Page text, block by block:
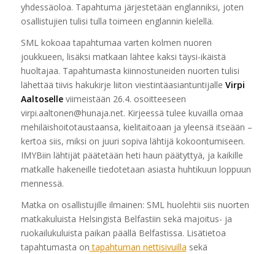
yhdessäoloa. Tapahtuma järjestetään englanniksi, joten
osallistujien tulisi tulla toimeen englannin kielellä.
SML kokoaa tapahtumaa varten kolmen nuoren
joukkueen, lisäksi matkaan lähtee kaksi täysi-ikäistä
huoltajaa. Tapahtumasta kiinnostuneiden nuorten tulisi
lähettää tiivis hakukirje liiton viestintäasiantuntijalle Virpi
Aaltoselleviimeistään 26.4. osoitteeseen
virpi.aaltonen@hunaja.net. Kirjeessä tulee kuvailla omaa
mehiläishoitotaustaansa, kielitaitoaan ja yleensä itseään –
kertoa siis, miksi on juuri sopiva lähtijä kokoontumiseen.
IMYBiin lähtijät päätetään heti haun päätyttyä, ja kaikille
matkalle hakeneille tiedotetaan asiasta huhtikuun loppuun
mennessä.
Matka on osallistujille ilmainen: SML huolehtii siis nuorten
matkakuluista Helsingistä Belfastiin sekä majoitus- ja
ruokailukuluista paikan päällä Belfastissa. Lisätietoa
tapahtumasta on tapahtuman nettisivuilla sekä